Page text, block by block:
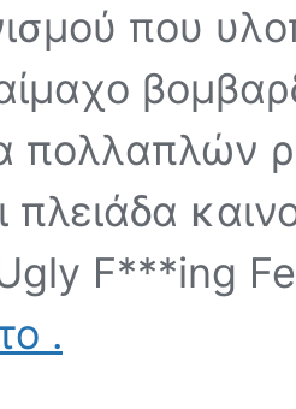
που
πολλαπλών
πλειάδα
F***ing
B-
.